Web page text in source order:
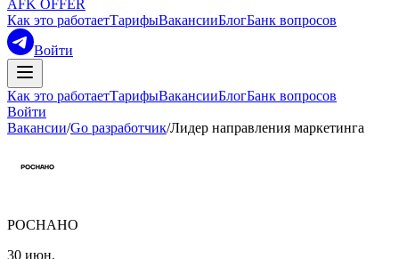
AFK OFFER
Как это работаетТарифыВакансииБлогБанк вопросов
Войти
Как это работаетТарифыВакансииБлогБанк вопросов
Войти
Вакансии/Go разработчик/Лидер направления маркетинга
РОСНАНО
30 июн.